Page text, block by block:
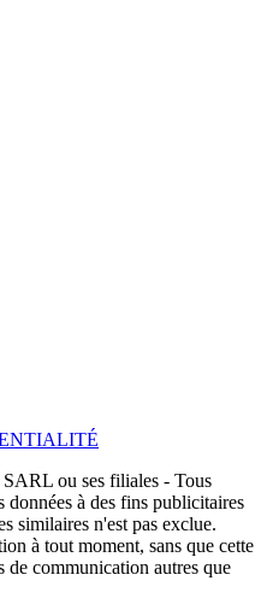
ou ses filiales - Tous
à des fins publicitaires
similaires n'est pas exclue.
à tout moment, sans que cette
de communication autres que